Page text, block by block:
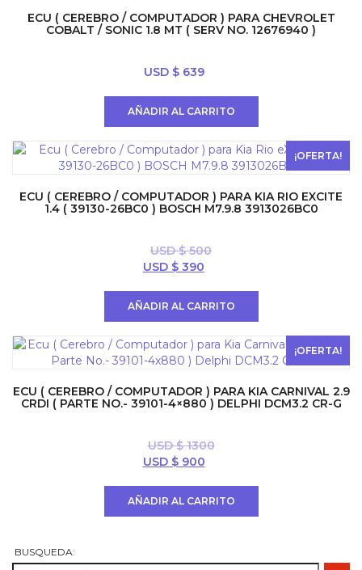
ECU ( CEREBRO / COMPUTADOR ) PARA CHEVROLET
COBALT / SONIC 1.8 MT ( SERV NO. 12676940 )
USD $639
AÑADIR AL CARRITO
¡OFERTA!
ECU ( CEREBRO / COMPUTADOR ) PARA KIA RIO EXCITE
1.4 ( 39130-26BC0 ) BOSCH M7.9.8 3913026BC0
USD $500
El
era:
$ 500.
USD $ 390
es:
$ 390.
AÑADIR AL CARRITO
¡OFERTA!
ECU ( CEREBRO / COMPUTADOR ) PARA KIA CARNIVAL 2.9
CRDI ( PARTE NO.- 39101-4×880 ) DELPHI DCM3.2 CR-G
USD $1300
El
era:
USD $900El
es:
AÑADIR AL CARRITO
BUSQUEDA: